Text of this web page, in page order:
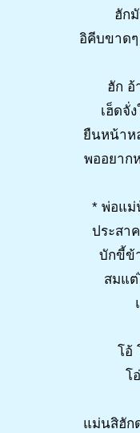
ฮัก
อิคีบขาด
ฮัก อ้
เฮ็ดจั่
ยืนหน้าห
พออยาก
* พ่อแม่
ประสา
บักขี้ข้
สมแต่
โอ้
โ
แม่นสิฮัก